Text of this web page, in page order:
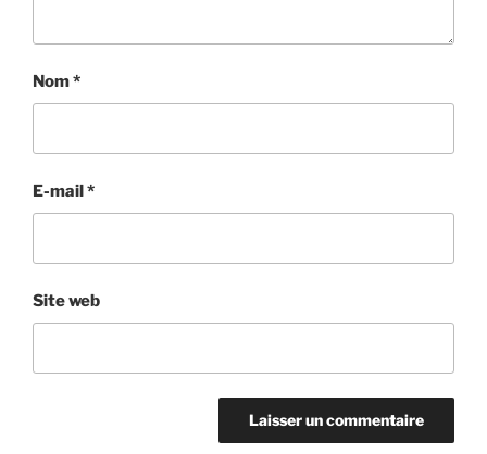
Nom*
E-mail *
Site web